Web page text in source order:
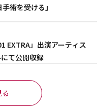
術を受ける」
EXTRA」出演アーティス
て公開収録